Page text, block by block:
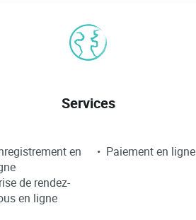
Services
en
Paiement en ligne
de rendez-
en ligne